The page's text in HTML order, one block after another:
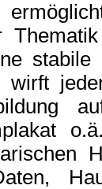
stabile
wirft